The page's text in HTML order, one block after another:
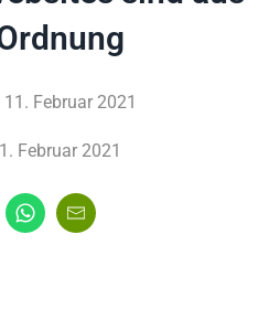
11. Februar 2021
Februar 2021